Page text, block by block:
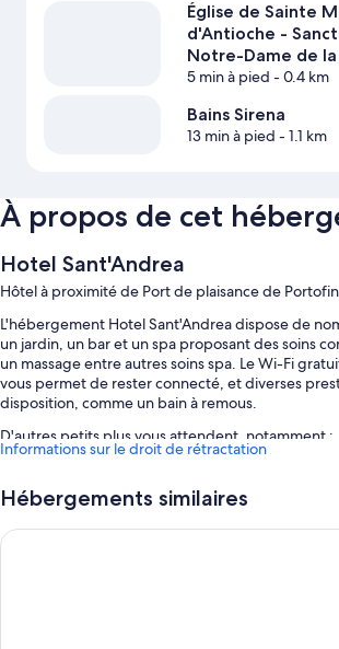
Église de Sainte
d'Antioche -
Notre-Dame de la
5 min à pied - 0.4 km
Bains Sirena
13 min à pied - 1.1 km
À propos de cet
Hotel Sant'Andrea
Hôtel à proximité de Port de plaisance de
L'hébergement Hotel Sant'Andrea dispose de
un jardin, un bar et un spa proposant des soins
un massage entre autres soins spa. Le Wi-Fi
vous permet de rester connecté, et diverses
disposition, comme un bain à remous.
D'autres petits plus vous attendent, notamment :
avec voiturier (en supplément) et personnel
touristiques ou l'achat de billets et service de
Informations sur le droit de rétractation
Hébergements similaires
Hotel Laurin